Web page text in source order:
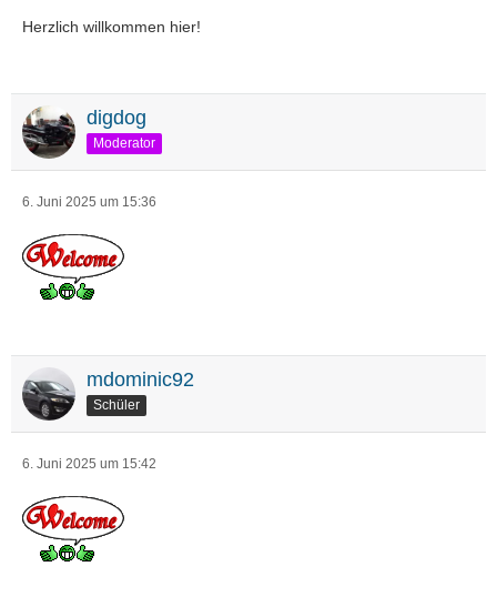
Herzlich willkommen hier!
digdog
Moderator
6. Juni 2025 um 15:36
mdominic92
Schüler
6. Juni 2025 um 15:42